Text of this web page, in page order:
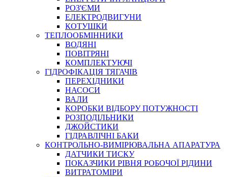
РЕМОНТ ГІДРОЦИЛІНДРІВ
БОРЕКС, ЕО
РОЗ'ЄМИ
ЕЛЕКТРОДВИГУНИ
КОТУШКИ
ТЕПЛООБМІННИКИ
ВОДЯНІ
ПОВІТРЯНІ
КОМПЛЕКТУЮЧІ
ГІДРОФІКАЦІЯ ТЯГАЧІВ
ПЕРЕХІДНИКИ
НАСОСИ
ВАЛИ
КОРОБКИ ВІДБОРУ ПОТУЖНОСТІ
РОЗПОДІЛЬНИКИ
ДЖОЙСТИКИ
ГІДРАВЛІЧНІ БАКИ
КОНТРОЛЬНО-ВИМІРЮВАЛЬНА АПАРАТУРА
ДАТЧИКИ ТИСКУ
ПОКАЗЧИКИ РІВНЯ РОБОЧОЇ РІДИНИ
ВИТРАТОМІРИ